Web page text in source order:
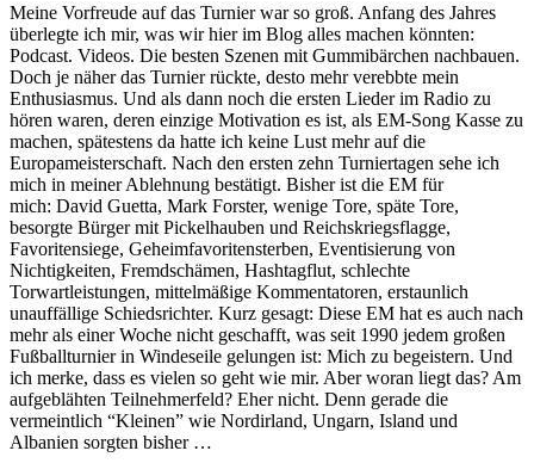
Meine Vorfreude auf das Turnier war so groß. Anfang des Jahres
überlegte ich mir, was wir hier im Blog alles machen könnten:
Podcast. Videos. Die besten Szenen mit Gummibärchen nachbauen.
Doch je näher das Turnier rückte, desto mehr verebbte mein
Enthusiasmus. Und als dann noch die ersten Lieder im Radio zu
hören waren, deren einzige Motivation es ist, als EM-Song Kasse zu
machen, spätestens da hatte ich keine Lust mehr auf die
Europameisterschaft. Nach den ersten zehn Turniertagen sehe ich
mich in meiner Ablehnung bestätigt. Bisher ist die EM für
mich: David Guetta, Mark Forster, wenige Tore, späte Tore,
besorgte Bürger mit Pickelhauben und Reichskriegsflagge,
Favoritensiege, Geheimfavoritensterben, Eventisierung von
Nichtigkeiten, Fremdschämen, Hashtagflut, schlechte
Torwartleistungen, mittelmäßige Kommentatoren, erstaunlich
unauffällige Schiedsrichter. Kurz gesagt: Diese EM hat es auch nach
mehr als einer Woche nicht geschafft, was seit 1990 jedem großen
Fußballturnier in Windeseile gelungen ist: Mich zu begeistern. Und
ich merke, dass es vielen so geht wie mir. Aber woran liegt das? Am
aufgeblähten Teilnehmerfeld? Eher nicht. Denn gerade die
vermeintlich “Kleinen” wie Nordirland, Ungarn, Island und
Albanien sorgten bisher …